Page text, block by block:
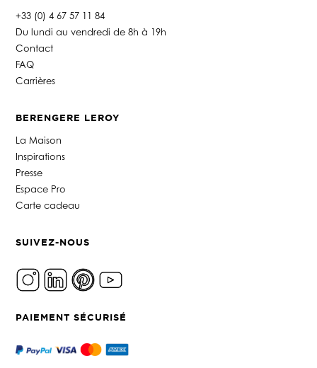
+33 (0) 4 67 57 11 84
Du lundi au vendredi de 8h à 19h
Contact
FAQ
Carrières
BERENGERE LEROY
La Maison
Inspirations
Presse
Espace Pro
Carte cadeau
SUIVEZ-NOUS
PAIEMENT SÉCURISÉ